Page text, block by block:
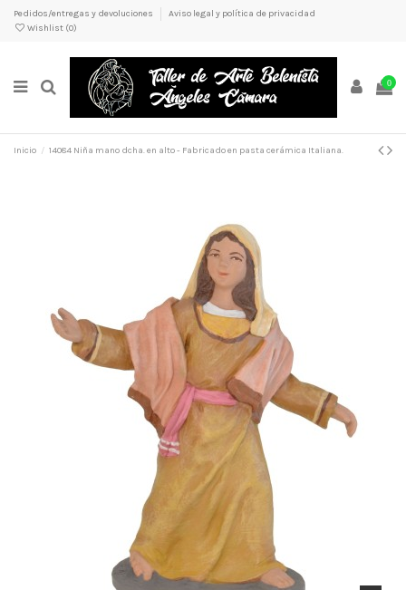
Pedidos/entregas y devoluciones
Aviso legal y política de privacidad
Wishlist (0)
0
Inicio 14084 Niña mano dcha. en alto - Fabricado en pasta cerámica Italiana.